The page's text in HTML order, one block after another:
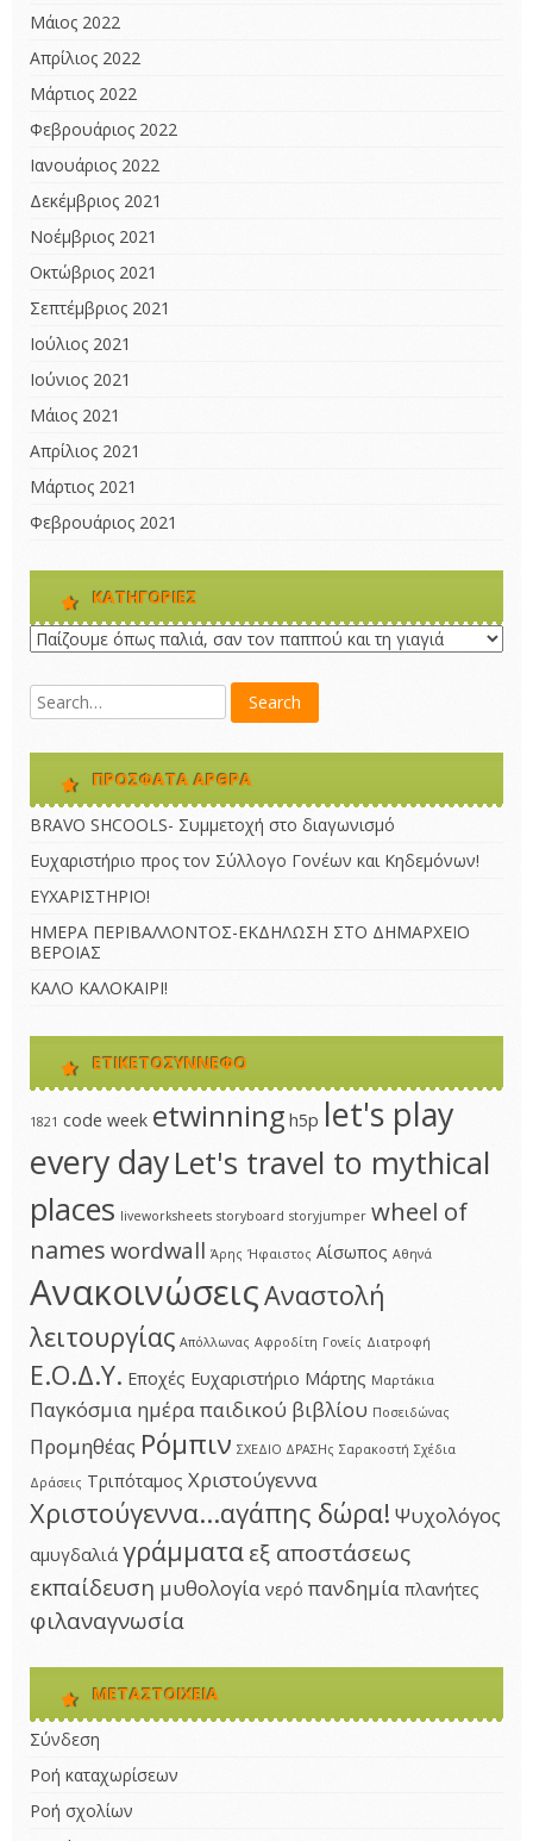
Μάιος 2022
Απρίλιος 2022
Μάρτιος 2022
Φεβρουάριος 2022
Ιανουάριος 2022
Δεκέμβριος 2021
Νοέμβριος 2021
Οκτώβριος 2021
Σεπτέμβριος 2021
Ιούλιος 2021
Ιούνιος 2021
Μάιος 2021
Απρίλιος 2021
Μάρτιος 2021
Φεβρουάριος 2021
KΑΤΗΓΟΡΊΕΣ
Kατηγορίες
ΠΡΌΣΦΑΤΑ ΆΡΘΡΑ
BRAVO SHCOOLS- Συμμετοχή στο διαγωνισμό
Ευχαριστήριο προς τον Σύλλογο Γονέων και Κηδεμόνων!
ΕΥΧΑΡΙΣΤΗΡΙΟ!
ΗΜΕΡΑ ΠΕΡΙΒΑΛΛΟΝΤΟΣ-ΕΚΔΗΛΩΣΗ ΣΤΟ ΔΗΜΑΡΧΕΙΟ
ΒΕΡΟΙΑΣ
ΚΑΛΟ ΚΑΛΟΚΑΙΡΙ!
ΕΤΙΚΕΤΟΣΎΝΝΕΦΟ
1821 code week etwinning h5p let's play
every dayLet's travel to mythical
places liveworksheets storyboard storyjumper wheel of
names wordwall Άρης Ήφαιστος Αίσωπος Αθηνά
ΑνακοινώσειςΑναστολή
λειτουργίας Απόλλωνας Αφροδίτη Γονείς Διατροφή
Ε.Ο.Δ.Υ. Εποχές Ευχαριστήριο Μάρτης Μαρτάκια
Παγκόσμια ημέρα παιδικού βιβλίου Ποσειδώνας
Προμηθέας Ρόμπιν ΣΧΕΔΙΟ ΔΡΑΣΗς Σαρακοστή Σχέδια
Δράσεις Τριπόταμος Χριστούγεννα
Χριστούγεννα...αγάπης δώρα! Ψυχολόγος
αμυγδαλιά γράμματα εξ αποστάσεως
εκπαίδευση μυθολογία νερό πανδημία πλανήτες
φιλαναγνωσία
ΜΕΤΑΣΤΟΙΧΕΊΑ
Σύνδεση
Ροή καταχωρίσεων
Ροή σχολίων